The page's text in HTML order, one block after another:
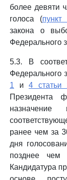
более девяти
голоса (
закона о
Федерального
5.3. В
Федерального
1 и 4 статьи
Президента
назначение
ранее чем за
дня
позднее
Кандидатура